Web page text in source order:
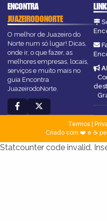
ENCONTRA
JUAZEIRODONORTE
O melhor de Juazeiro do
Norte num só lugar! Dicas,
onde ir, o que fazer, as
melhores empresas, locais,
serviços e muito mais no
guia Encontra
JuazeirodoNorte.
Termos|
Criado com ❤️ e ☕
Statcounter code invalid.